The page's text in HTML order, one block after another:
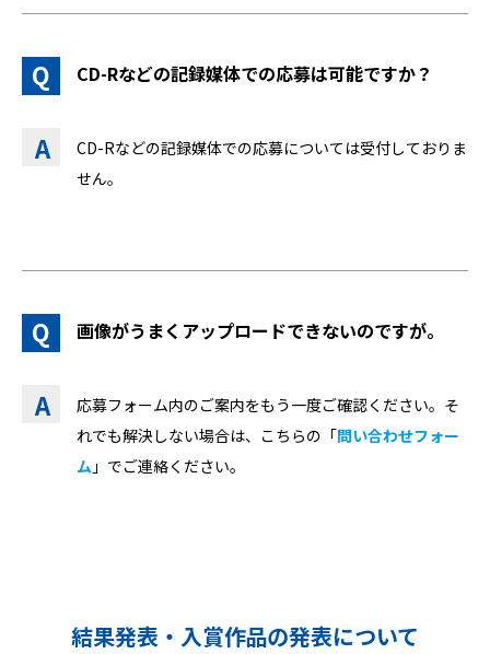
CD-Rなどの記録媒体での応募は可能ですか？
CD-Rなどの記録媒体での応募については受付しておりま
せん。
画像がうまくアップロードできないのですが。
応募フォーム内のご案内をもう一度ご確認ください。そ
れでも解決しない場合は、こちらの「問い合わせフォー
ム 」でご連絡ください。
結果発表・入賞作品の発表について